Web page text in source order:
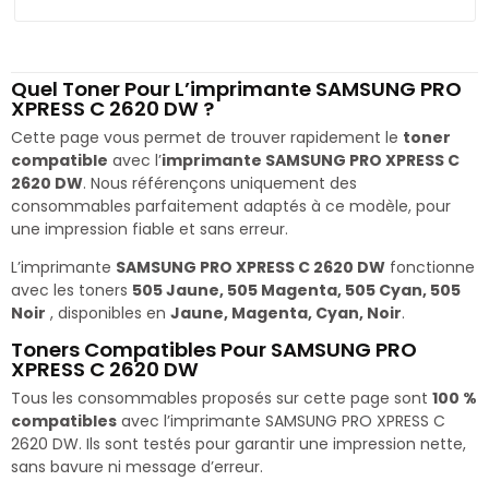
Quel Toner Pour L’imprimante SAMSUNG PRO
XPRESS C 2620 DW ?
Cette page vous permet de trouver rapidement le toner
compatible avec l’imprimante SAMSUNG PRO XPRESS C
2620 DW. Nous référençons uniquement des
consommables parfaitement adaptés à ce modèle, pour
une impression fiable et sans erreur.
L’imprimante SAMSUNG PRO XPRESS C 2620 DW fonctionne
avec les toners 505 Jaune, 505 Magenta, 505 Cyan, 505
Noir , disponibles en Jaune, Magenta, Cyan, Noir.
Toners Compatibles Pour SAMSUNG PRO
XPRESS C 2620 DW
Tous les consommables proposés sur cette page sont 100 %
compatibles avec l’imprimante SAMSUNG PRO XPRESS C
2620 DW. Ils sont testés pour garantir une impression nette,
sans bavure ni message d’erreur.